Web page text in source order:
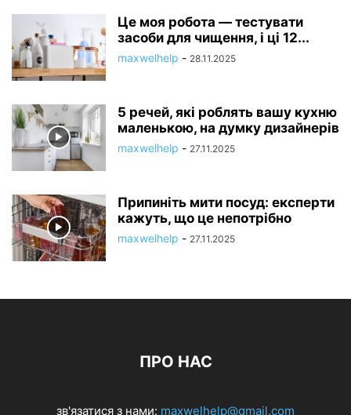
Це моя робота — тестувати
засоби для чищення, і ці 12...
maxwelhelp - 28.11.2025
5 речей, які роблять вашу кухню
маленькою, на думку дизайнерів
maxwelhelp - 27.11.2025
Припиніть мити посуд: експерти
кажуть, що це непотрібно
maxwelhelp - 27.11.2025
ПРО НАС
зв'язатися з нами: maxwelhelp@gmail.com